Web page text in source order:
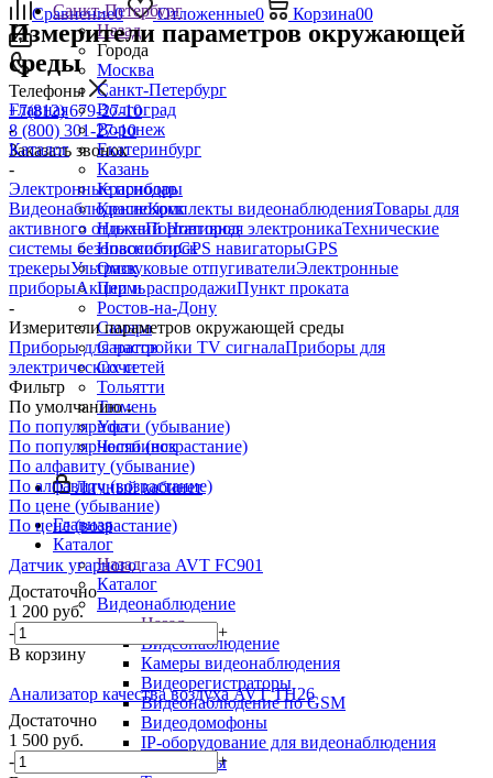
Сравнение0 Отложенные0 Корзина00
Телефоны
+7(812) 679-27-10
8 (800) 301-27-10
Заказать звонок
Санкт-Петербург
Назад
Города
Москва
Санкт-Петербург
Волгоград
Воронеж
Екатеринбург
Казань
Краснодар
Красноярск
Нижний Новгород
Новосибирск
Омск
Пермь
Ростов-на-Дону
Самара
Саратов
Сочи
Тольятти
Тюмень
Уфа
Челябинск
Личный кабинет
Главная
Каталог
Назад
Каталог
Видеонаблюдение
Назад
Видеонаблюдение
Камеры видеонаблюдения
Видеорегистраторы
Видеонаблюдение по GSM
Видеодомофоны
IP-оборудование для видеонаблюдения
Эндоскопы
Измерители параметров окружающей
среды
Главная
-
Каталог
-
Электронные приборы
ВидеонаблюдениеКомплекты видеонаблюденияТовары для
активного отдыхаПортативная электроникаТехнические
системы безопасностиGPS навигаторыGPS
трекерыУльтразвуковые отпугивателиЭлектронные
приборыАкции и распродажиПункт проката
-
Измерители параметров окружающей среды
Приборы для настройки TV сигналаПриборы для
электрических сетей
Фильтр
По умолчанию
По популярности (убывание)
По популярности (возрастание)
По алфавиту (убывание)
По алфавиту (возрастание)
По цене (убывание)
По цене (возрастание)
Датчик угарного газа AVT FC901
Достаточно
1 200 руб.
-
+
В корзину
Анализатор качества воздуха AVT TH26
Достаточно
1 500 руб.
-
+